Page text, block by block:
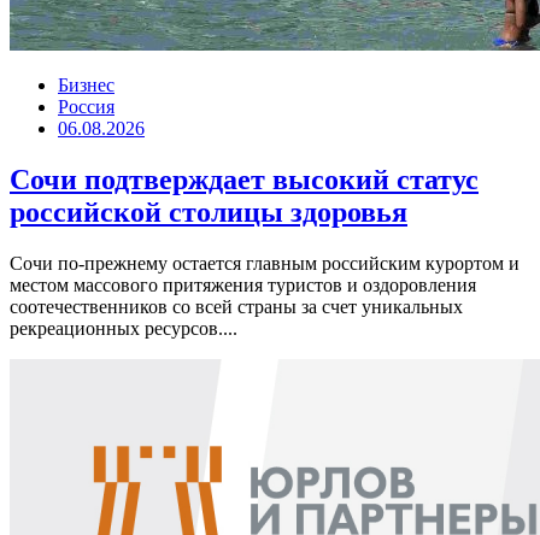
Бизнес
Россия
06.08.2026
Сочи подтверждает высокий статус
российской столицы здоровья
Сочи по-прежнему остается главным российским курортом и
местом массового притяжения туристов и оздоровления
соотечественников со всей страны за счет уникальных
рекреационных ресурсов....